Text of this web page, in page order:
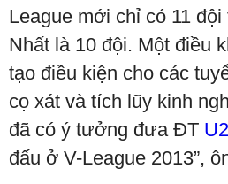
League mới chỉ có 11
Nhất là 10 đội. Một điều
tạo điều kiện cho các
cọ xát và tích lũy kinh
đã có ý tưởng đưa ĐT
đấu ở V-League 2013”,